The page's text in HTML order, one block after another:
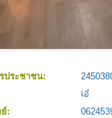
ประชาชน:
เอ๋
: